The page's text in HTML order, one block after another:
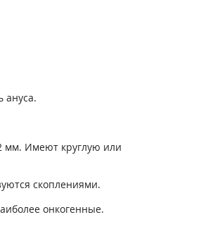
ануса.
мм. Имеют круглую или
скоплениями.
онкогенные.